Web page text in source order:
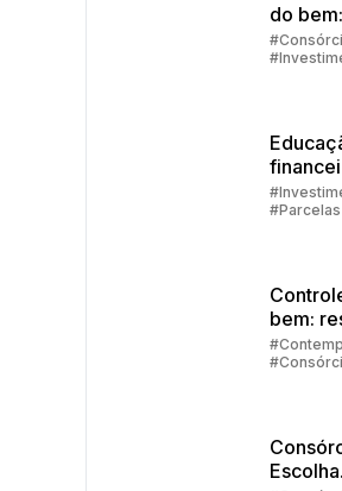
do
poder
juros
família
bem:
de
Escolha